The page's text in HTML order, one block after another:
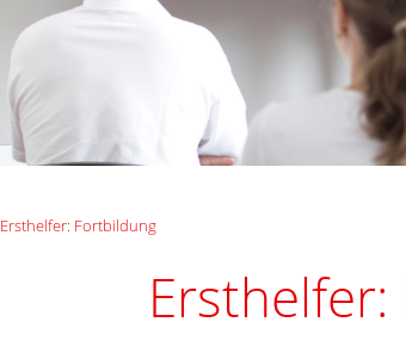
Ersthelfer: Fortbildung